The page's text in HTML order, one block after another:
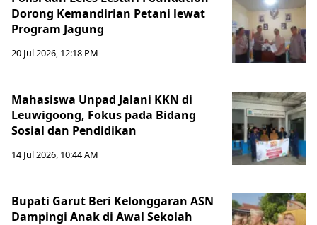
Dorong Kemandirian Petani lewat
Program Jagung
20 Jul 2026, 12:18 PM
Mahasiswa Unpad Jalani KKN di
Leuwigoong, Fokus pada Bidang
Sosial dan Pendidikan
14 Jul 2026, 10:44 AM
Bupati Garut Beri Kelonggaran ASN
Dampingi Anak di Awal Sekolah